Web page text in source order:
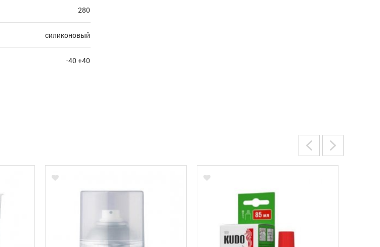
280
силиконовый
-40 +40